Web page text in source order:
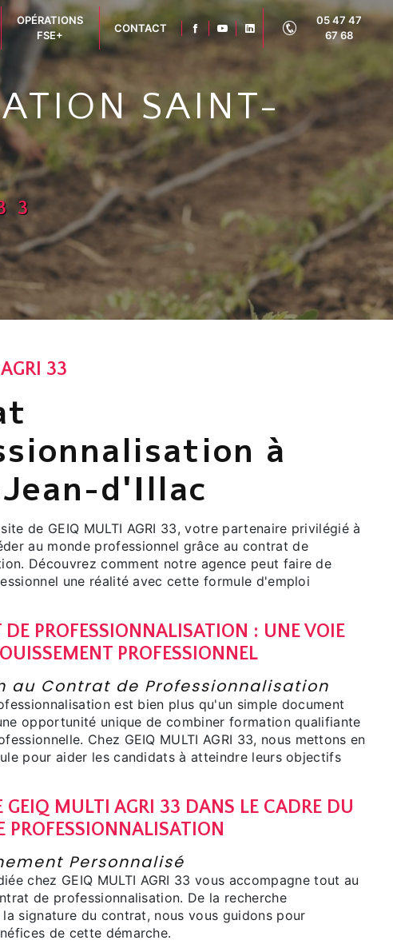
OPÉRATIONS
FSE+
CONTACT
05 47 47
67 68
SAINT-
33
à
d'Illac
de GEIQ MULTI AGRI 33, votre partenaire privilégié à
au monde professionnel grâce au contrat de
Découvrez comment notre agence peut faire de
une réalité avec cette formule d'emploi
DE PROFESSIONNALISATION : UNE VOIE
PROFESSIONNEL
au Contrat de Professionnalisation
est bien plus qu'un simple document
opportunité unique de combiner formation qualifiante
Chez GEIQ MULTI AGRI 33, nous mettons en
pour aider les candidats à atteindre leurs objectifs
GEIQ MULTI AGRI 33 DANS LE CADRE DU
PROFESSIONNALISATION
Personnalisé
chez GEIQ MULTI AGRI 33 vous accompagne tout au
de professionnalisation. De la recherche
signature du contrat, nous vous guidons pour
de cette démarche.